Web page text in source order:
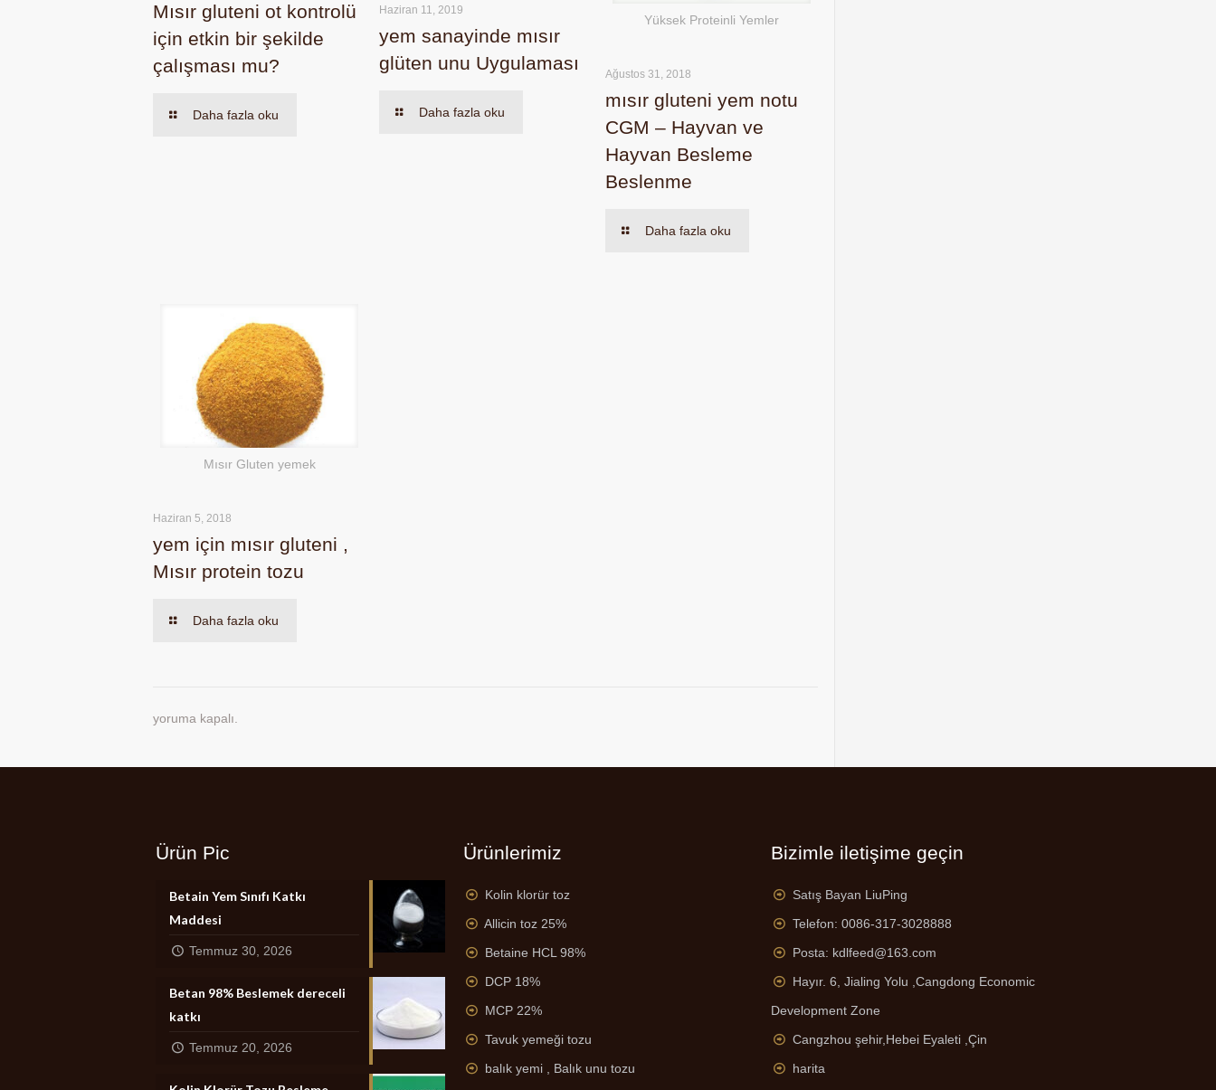
Mısır gluteni ot kontrolü
için etkin bir şekilde
çalışması mu?
Daha fazla oku
Haziran 11, 2019
yem sanayinde mısır
glüten unu Uygulaması
Daha fazla oku
Yüksek Proteinli Yemler
Ağustos 31, 2018
mısır gluteni yem notu
CGM – Hayvan ve
Hayvan Besleme
Beslenme
Daha fazla oku
Mısır Gluten yemek
Haziran 5, 2018
yem için mısır gluteni ,
Mısır protein tozu
Daha fazla oku
yoruma kapalı.
Ürün Pic
Betain Yem Sınıfı Katkı
Maddesi
Temmuz 30, 2026
Betan 98% Beslemek dereceli
katkı
Temmuz 20, 2026
Ürünlerimiz
Kolin klorür toz
Allicin toz 25%
Betaine HCL 98%
DCP 18%
MCP 22%
Tavuk yemeği tozu
balık yemi , Balık unu tozu
Bizimle iletişime geçin
Satış Bayan LiuPing
Telefon: 0086-317-3028888
Posta: kdlfeed@163.com
Hayır. 6, Jialing Yolu , Cangdong Economic
Development Zone
Cangzhou şehir,Hebei Eyaleti ,Çin
harita